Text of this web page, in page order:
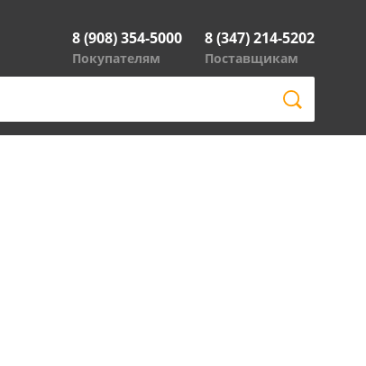
8 (908) 354-5000
Покупателям
8 (347) 214-5202
Поставщикам